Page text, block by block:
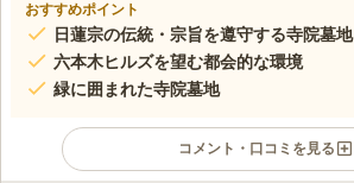
おすすめポイント
日蓮宗の伝統・宗旨を遵守する寺院墓地
六本木ヒルズを望む都会的な環境
緑に囲まれた寺院墓地
コメント・口コミを見る